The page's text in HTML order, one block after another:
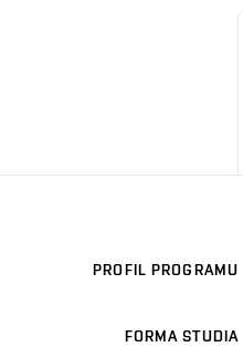
PROFIL PROGRAMU
FORMA STUDIA